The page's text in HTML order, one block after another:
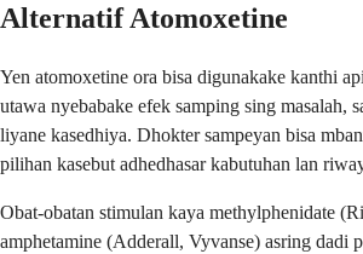
Alternatif Atomoxetine
Yen atomoxetine ora bisa digunakake kanthi
utawa nyebabake efek samping sing masalah,
liyane kasedhiya. Dhokter sampeyan bisa
pilihan kasebut adhedhasar kabutuhan lan
Obat-obatan stimulan kaya methylphenidate
amphetamine (Adderall, Vyvanse) asring dadi